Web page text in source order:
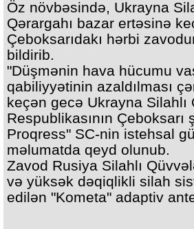
Öz növbəsində, Ukrayna
Qərargahı bazar ertəsinə
Çeboksarıdakı hərbi
bildirib.
"Düşmənin hava hücumu
qabiliyyətinin azaldılması
keçən gecə Ukrayna
Respublikasının Çeboksarı
Proqress" SC-nin istehsal
məlumatda qeyd olunub.
Zavod Rusiya Silahlı
və yüksək dəqiqlikli silah
edilən "Kometa" adaptiv